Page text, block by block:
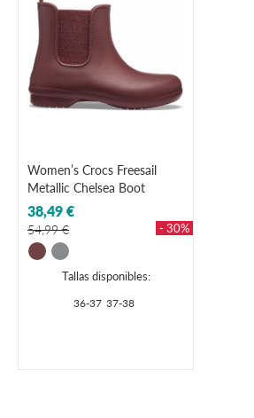
Women’s Crocs Freesail
Metallic Chelsea Boot
38,49 €
54,99 € - 30%
Tallas disponibles:
36-37 37-38